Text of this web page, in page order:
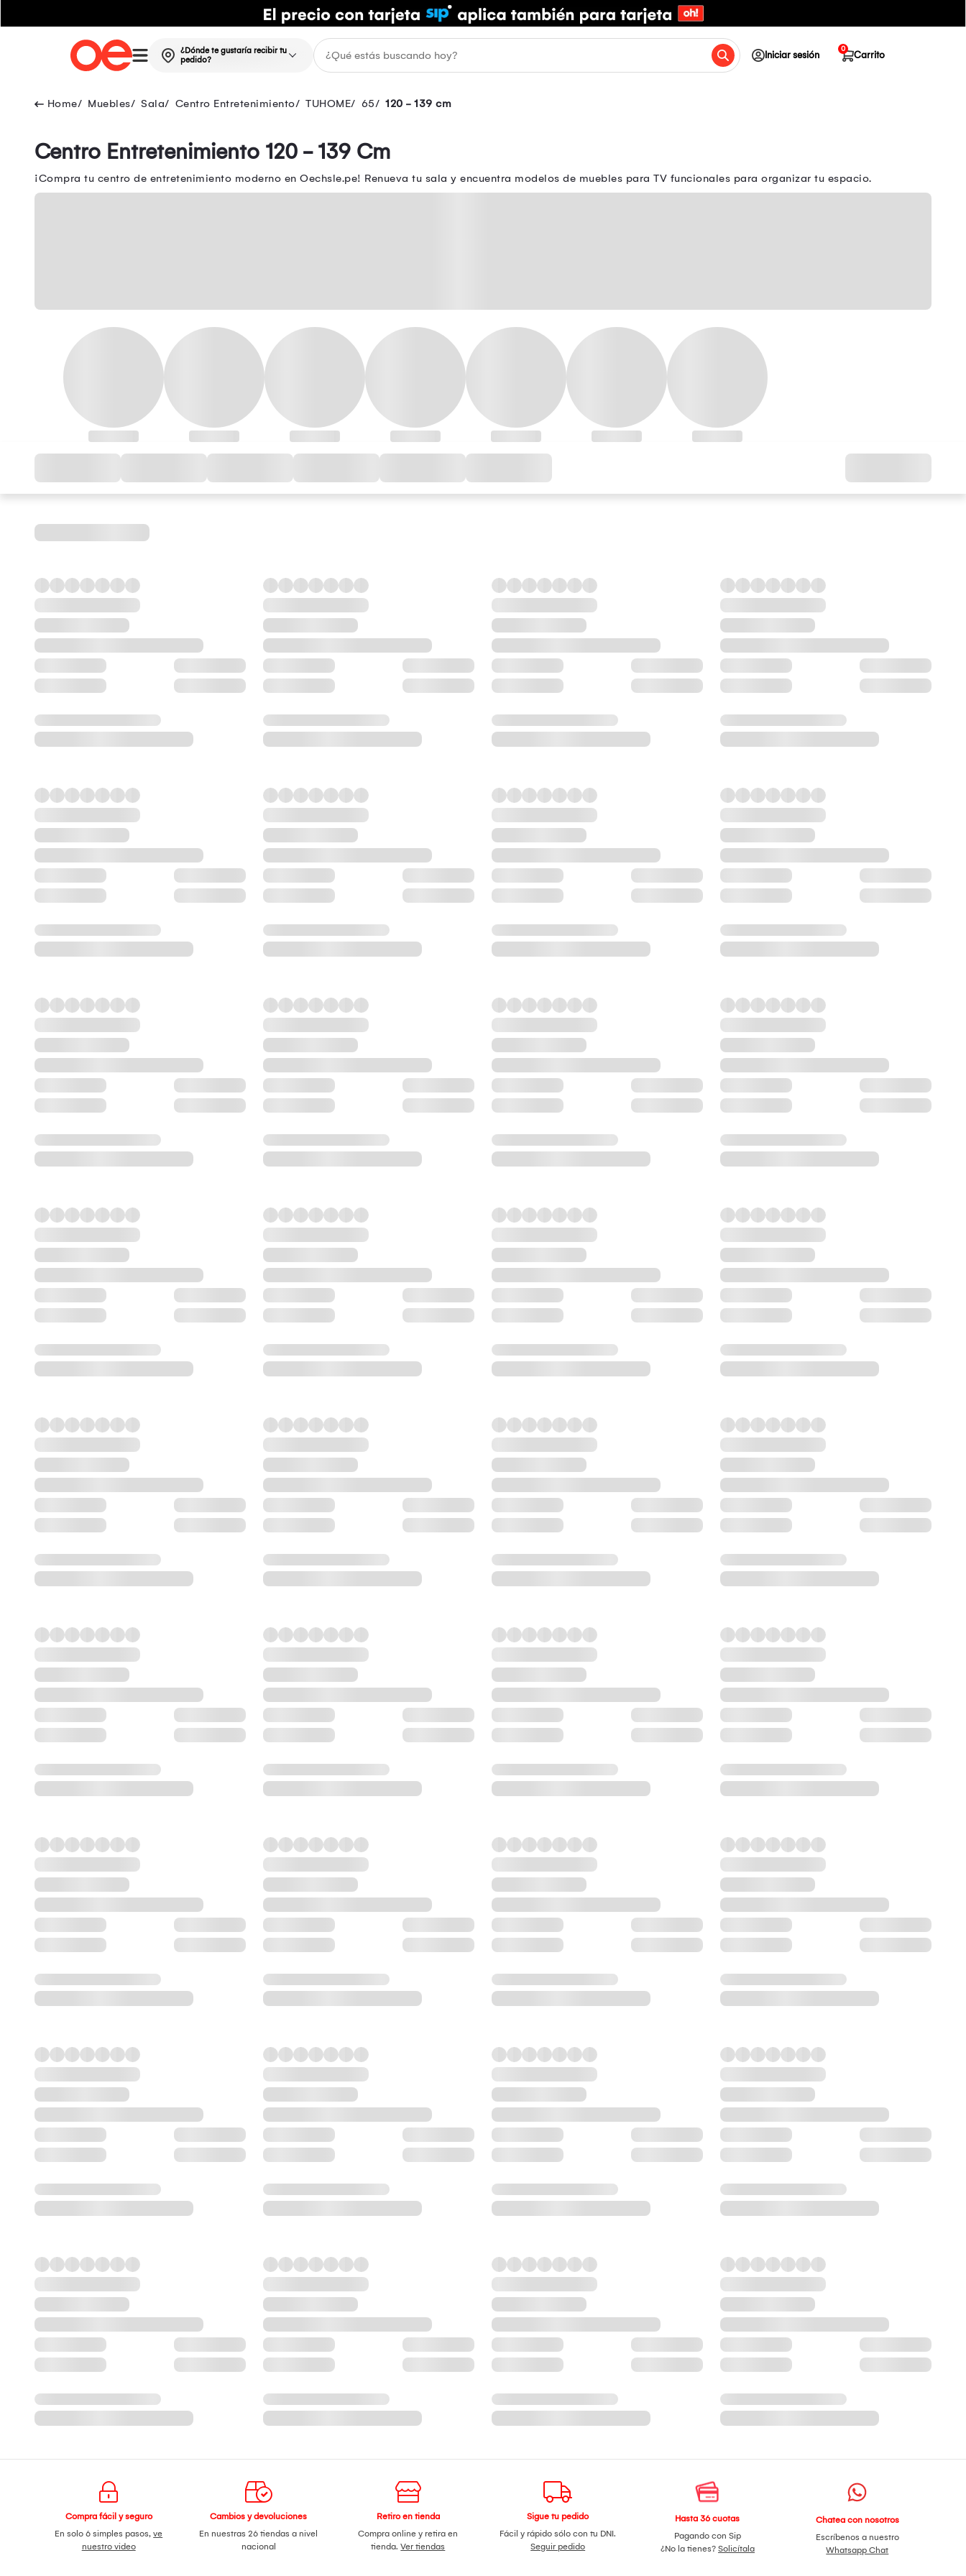
¿Dónde te gustaría recibir tu
pedido?
Iniciar sesión Carrito
0
Muebles Sala Centro Entretenimiento TUHOME 65 120 - 139 cm
Centro Entretenimiento 120 - 139 Cm
¡Compra tu centro de entretenimiento moderno en Oechsle.pe! Renueva tu sala y encuentra modelos de muebles para TV funcionales para organizar tu espacio.
Compra fácil y seguro
En solo 6 simples pasos,ve
nuestro video
Cambios y devoluciones
En nuestras 26 tiendas a nivel
nacional
Retiro en tienda
Compra online y retira en
tienda.Ver tiendas
Sigue tu pedido
Fácil y rápido sólo con tu DNI.
Seguir pedido
Hasta 36 cuotas
Pagando con Sip
¿No la tienes? Solicítala
Chatea con nosotros
Escríbenos a nuestro
Whatsapp Chat